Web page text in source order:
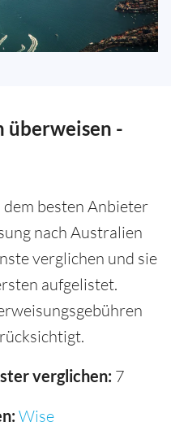
überweisen -
dem besten Anbieter
nach Australien
verglichen und sie
aufgelistet.
verglichen: 7
Wise